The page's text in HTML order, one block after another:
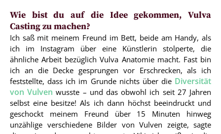
Wie bist du auf die Idee gekommen, Vulva
Casting zu machen?
Ich saß mit meinem Freund im Bett, beide am Handy, als
ich im Instagram über eine Künstlerin stolperte, die
ähnliche Arbeit bezüglich Vulva Anatomie macht. Fast bin
ich an die Decke gesprungen vor Erschrecken, als ich
feststellte, dass ich im Grunde nichts über die Diversität
von Vulven wusste – und das obwohl ich seit 27 Jahren
selbst eine besitze! Als ich dann höchst beeindruckt und
geschockt meinem Freund über 15 Minuten hinweg
unzählige verschiedene Bilder von Vulven zeigte, sagte